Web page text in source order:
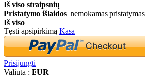
Iš viso straipsnių
Pristatymo išlaidos nemokamas pristatymas
Iš viso
Tęsti apsipirkimą Kasa
Prisijungti
Valiuta : EUR